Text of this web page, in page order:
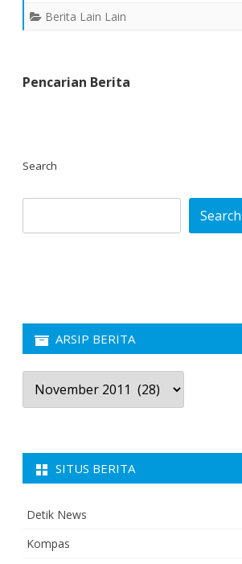
Berita Lain Lain
Pencarian Berita
Search
Search
ARSIP BERITA
Arsip
Berita
SITUS BERITA
Detik News
Kompas